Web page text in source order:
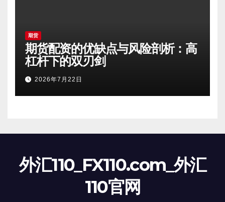
期货
期货配资的优缺点与风险剖析：高
杠杆下的双刃剑
2026年7月22日
外汇110_FX110.com_外汇
110官网